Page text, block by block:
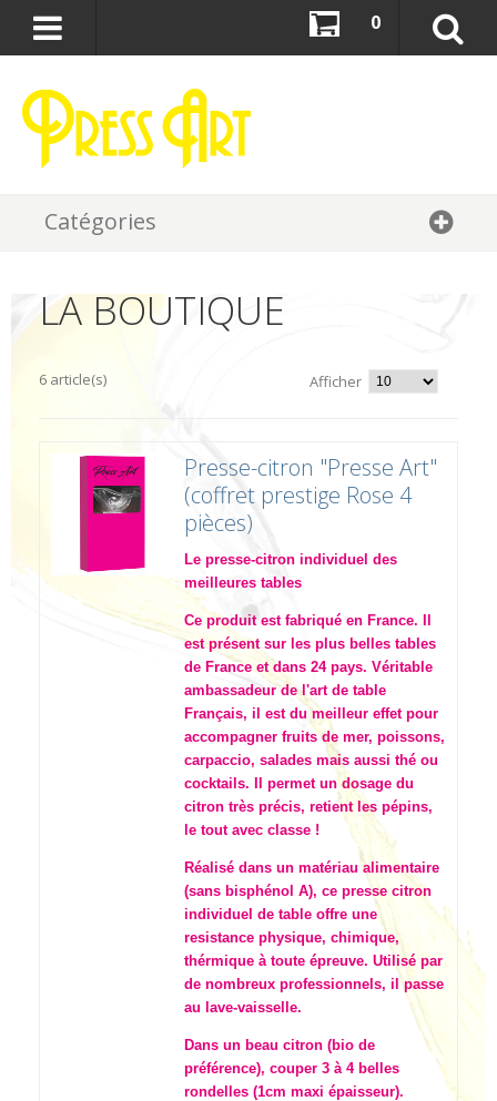
0
Catégories
LA BOUTIQUE
6 article(s) Afficher
Presse-citron "Presse Art"
(coffret prestige Rose 4
pièces)
Le presse-citron individuel des
meilleures tables
Ce produit est fabriqué en France. Il
est présent sur les plus belles tables
de France et dans 24 pays. Véritable
ambassadeur de l'art de table
Français, il est du meilleur effet pour
accompagner fruits de mer, poissons,
carpaccio, salades mais aussi thé ou
cocktails. Il permet un dosage du
citron très précis, retient les pépins,
le tout avec classe !
Réalisé dans un matériau alimentaire
(sans bisphénol A), ce presse citron
individuel de table offre une
resistance physique, chimique,
thérmique à toute épreuve. Utilisé par
de nombreux professionnels, il passe
au lave-vaisselle.
Dans un beau citron (bio de
préférence), couper 3 à 4 belles
rondelles (1cm maxi épaisseur).